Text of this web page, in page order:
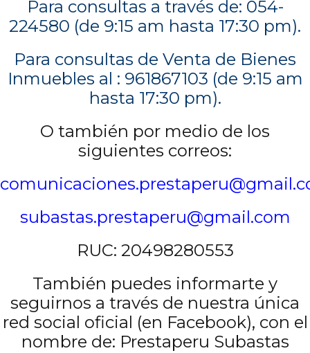
Para consultas a través de: 054-
224580 (de 9:15 am hasta 17:30 pm).
Para consultas de Venta de Bienes
Inmuebles al : 961867103 (de 9:15 am
hasta 17:30 pm).
O también por medio de los
siguientes correos:
subastas.prestaperu@gmail.com
RUC: 20498280553
También puedes informarte y
seguirnos a través de nuestra única
red social oficial (en Facebook), con el
nombre de: Prestaperu Subastas